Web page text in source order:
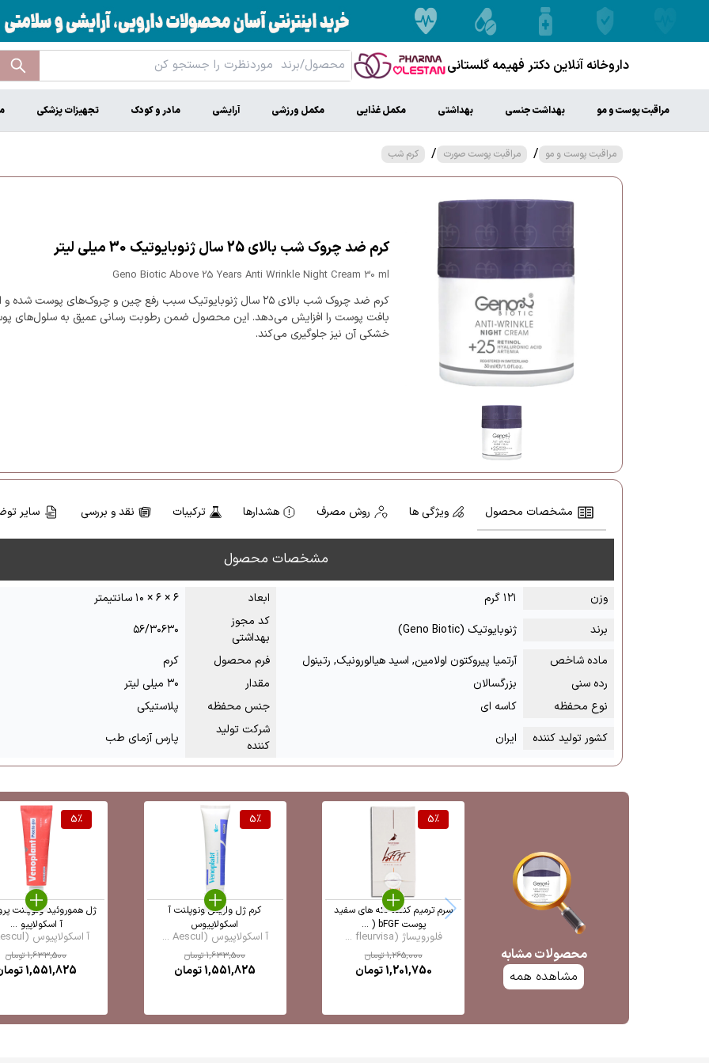
داروخانه آنلاین دکتر فهیمه گلستانی
مراقبت پوست و مو بهداشت جنسی بهداشتی مکمل غذایی مکمل ورزشی آرایشی مادر و کودک تجهیزات پزشکی
مراقبت پوست و مو / مراقبت پوست صورت / کرم شب
کرم ضد چروک شب بالای 25 سال ژنوبایوتیک 30 میلی لیتر
Geno Biotic Above 25 Years Anti Wrinkle Night Cream 30 ml
کرم ضد چروک شب بالای ۲۵ سال ژنوبایوتیک سبب رفع چین و چروک‌های پوست
بافت پوست را افزایش می‌دهد. این محصول ضمن رطوبت رسانی عمیق به سلول‌های
خشکی آن نیز جلوگیری می‌کند.
مشخصات محصول ویژگی ها روش مصرف هشدارها ترکیبات نقد و بررسی سایر
مشخصات محصول
وزن ۱۲۱ گرم ابعاد
۶ × ۶ × ۱۰ سانتیمتر
برند
ژنوبایوتیک (Geno Biotic)
کد مجوز
بهداشتی
۵۶/۳۰۶۳۰
ماده شاخص
آرتمیا پیروکتون اولامین, اسید هیالورونیک, رتینول فرم محصول
کرم
رده سنی
بزرگسالان مقدار
۳۰ میلی لیتر
نوع محفظه
کاسه ای جنس محفظه
پلاستیکی
کشور تولید کننده
ایران
شرکت تولید
کننده
پارس آزمای طب
محصولات مشابه
مشاهده همه
5%
سرم ترمیم کننده لکه های سفید
پوست bFGF ( ...
فلورویساژ (fleurvisa ...
1,265,000تومان
1,201,750تومان
5%
کرم ژل واریس ونوپلنت آ
اسکولاپیوس
آ اسکولاپیوس (Aescul ...
1,633,500تومان
1,551,825تومان
5%
ژل هموروئید ونوپلنت
آ اسکولاپیو ...
آ اسکولاپیوس (Aescul ...
1,633,500تومان
1,551,825